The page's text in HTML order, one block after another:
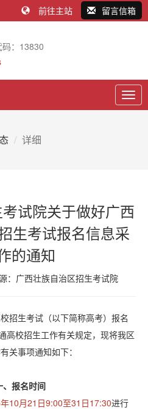
前往主站 留言信箱
码：13830
详细
试院关于做好广西
生考试报名信息采
的通知
： 广西壮族自治区招生考试院
招生考试（以下简称高考）报名
高校招生工作有关规定，现将我区
关事项通知如下：
、报名时间
10月21日9:00至31日17:30进行